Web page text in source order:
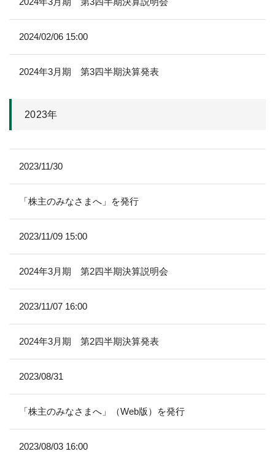
2024/02/06 15:00
2024年3月期 第3四半期決算発表
2023年
2023/11/30
「株主のみなさまへ」を発行
2023/11/09 15:00
2024年3月期 第2四半期決算説明会
2023/11/07 16:00
2024年3月期 第2四半期決算発表
2023/08/31
「株主のみなさまへ」（Web版）を発行
2023/08/03 16:00